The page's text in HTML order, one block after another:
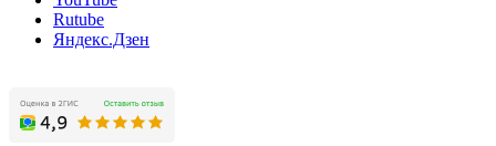
Rutube
Яндекс.Дзен